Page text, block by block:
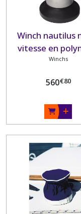
Winch nautilus
vitesse en
BARTON
Winchs
560€80